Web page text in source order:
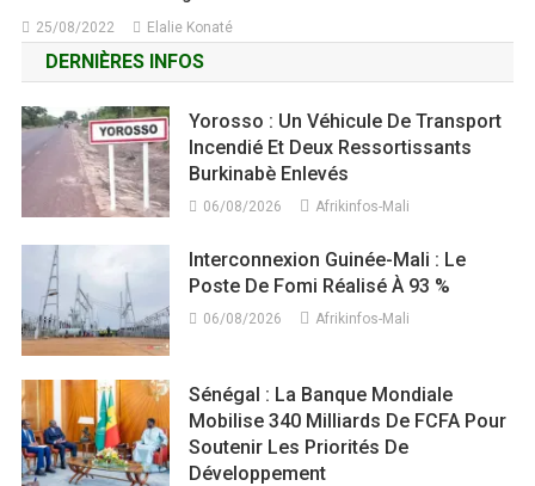
25/08/2022 Elalie Konaté
DERNIÈRES INFOS
Yorosso : Un Véhicule De Transport
Incendié Et Deux Ressortissants
Burkinabè Enlevés
06/08/2026 Afrikinfos-Mali
Interconnexion Guinée-Mali : Le
Poste De Fomi Réalisé À 93 %
06/08/2026 Afrikinfos-Mali
Sénégal : La Banque Mondiale
Mobilise 340 Milliards De FCFA Pour
Soutenir Les Priorités De
Développement